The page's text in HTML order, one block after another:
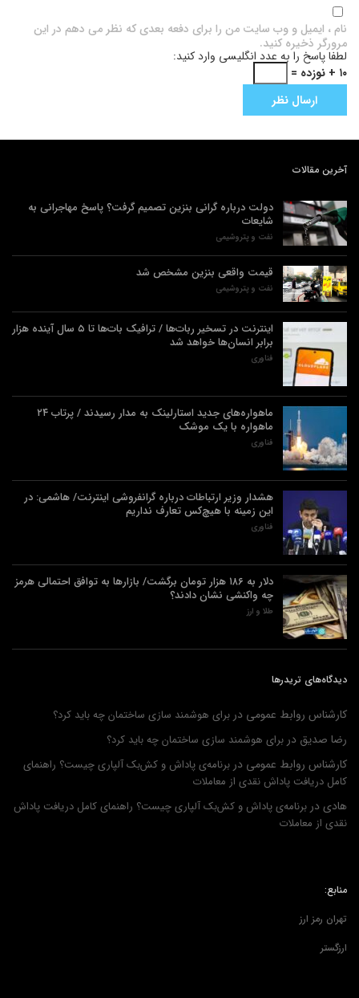
نام ، ایمیل و وب سایت من را برای دفعه بعدی که نظر می دهم در این
مرورگر ذخیره کنید.
لطفا پاسخ را به عدد انگلیسی وارد کنید:
۱۰ + نوزده =
آخرین مقالات
دولت درباره گرانی بنزین تصمیم گرفت؟ پاسخ مهاجرانی به
شایعات
نفت و پتروشیمی
قیمت واقعی بنزین مشخص شد
نفت و پتروشیمی
اینترنت در تسخیر ربات‌ها / ترافیک بات‌ها تا ۵ سال آینده هزار
برابر انسان‌ها خواهد شد
فناوری
ماهواره‌های جدید استارلینک به مدار رسیدند / پرتاب ۲۴
ماهواره با یک موشک
فناوری
هشدار وزیر ارتباطات درباره گرانفروشی اینترنت/ هاشمی: در
این زمینه با هیچ‌کس تعارف نداریم
فناوری
دلار به ۱۸۶ هزار تومان برگشت/ بازارها به توافق احتمالی هرمز
چه واکنشی نشان دادند؟
طلا و ارز
دیدگاه‌های تریدرها
کارشناس روابط عمومی در برای هوشمند سازی ساختمان چه باید کرد؟
رضا صدیق در برای هوشمند سازی ساختمان چه باید کرد؟
کارشناس روابط عمومی در برنامه‌ی پاداش و کش‌بک آلپاری چیست؟ راهنمای
کامل دریافت پاداش نقدی از معاملات
هادی در برنامه‌ی پاداش و کش‌بک آلپاری چیست؟ راهنمای کامل دریافت پاداش
نقدی از معاملات
منابع:
تهران رمز ارز
ارزگستر